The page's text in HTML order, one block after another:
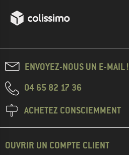
ENVOYEZ-NOUS UN E-MAIL !
04 65 82 17 36
ACHETEZ CONSCIEMMENT
OUVRIR UN COMPTE CLIENT